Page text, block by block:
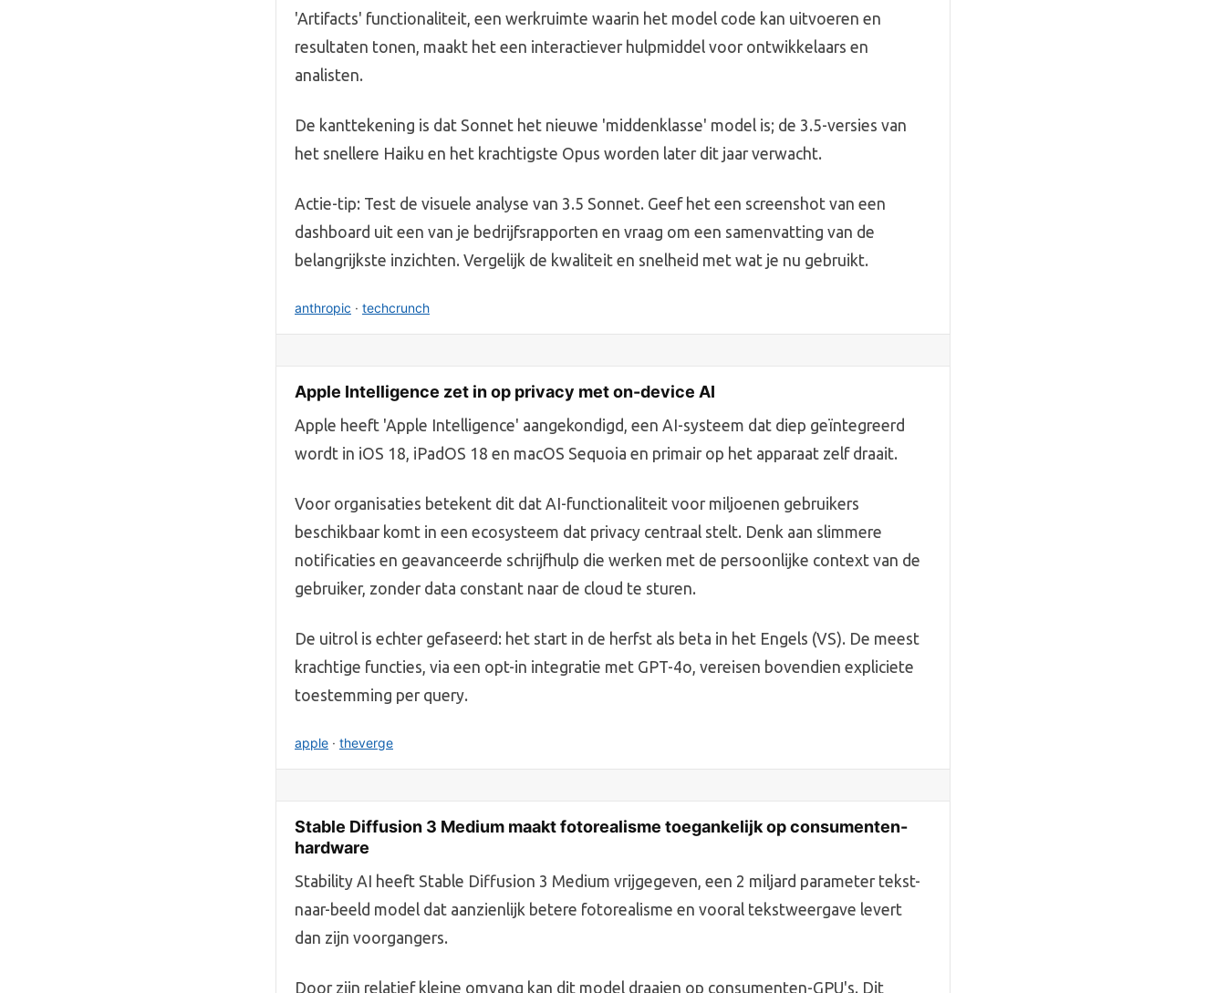
'Artifacts' functionaliteit, een werkruimte waarin het model code kan uitvoeren en
resultaten tonen, maakt het een interactiever hulpmiddel voor ontwikkelaars en
analisten.
De kanttekening is dat Sonnet het nieuwe 'middenklasse' model is; de 3.5-versies van
het snellere Haiku en het krachtigste Opus worden later dit jaar verwacht.
Actie-tip: Test de visuele analyse van 3.5 Sonnet. Geef het een screenshot van een
dashboard uit een van je bedrijfsrapporten en vraag om een samenvatting van de
belangrijkste inzichten. Vergelijk de kwaliteit en snelheid met wat je nu gebruikt.
anthropic · techcrunch
Apple Intelligence zet in op privacy met on-device AI
Apple heeft 'Apple Intelligence' aangekondigd, een AI-systeem dat diep geïntegreerd
wordt in iOS 18, iPadOS 18 en macOS Sequoia en primair op het apparaat zelf draait.
Voor organisaties betekent dit dat AI-functionaliteit voor miljoenen gebruikers
beschikbaar komt in een ecosysteem dat privacy centraal stelt. Denk aan slimmere
notificaties en geavanceerde schrijfhulp die werken met de persoonlijke context van de
gebruiker, zonder data constant naar de cloud te sturen.
De uitrol is echter gefaseerd: het start in de herfst als beta in het Engels (VS). De meest
krachtige functies, via een opt-in integratie met GPT-4o, vereisen bovendien expliciete
toestemming per query.
apple · theverge
Stable Diffusion 3 Medium maakt fotorealisme toegankelijk op consumenten-
hardware
Stability AI heeft Stable Diffusion 3 Medium vrijgegeven, een 2 miljard parameter tekst-
naar-beeld model dat aanzienlijk betere fotorealisme en vooral tekstweergave levert
dan zijn voorgangers.
Door zijn relatief kleine omvang kan dit model draaien op consumenten-GPU's. Dit